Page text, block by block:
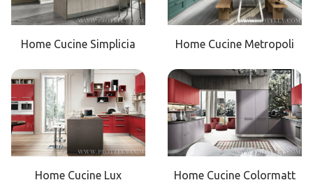
Home Cucine Simplicia Home Cucine Metropoli
Home Cucine Lux Home Cucine Colormatt